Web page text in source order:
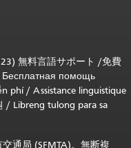
無料言語サポート /免費
Бесплатная помощь
phí/ Assistance linguistique
/ Libreng tulong para sa
通局 (SFMTA)。無断複